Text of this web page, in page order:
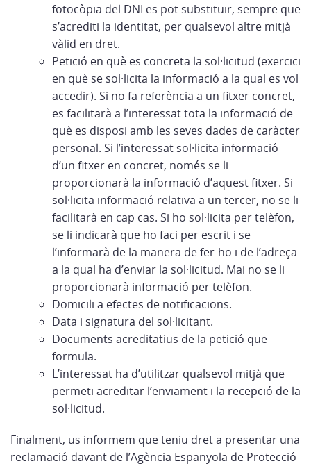
fotocòpia del DNI es pot substituir, sempre que
s’acrediti la identitat, per qualsevol altre mitjà
vàlid en dret.
Petició en què es concreta la sol·licitud (exercici
en què se sol·licita la informació a la qual es vol
accedir). Si no fa referència a un fitxer concret,
es facilitarà a l’interessat tota la informació de
què es disposi amb les seves dades de caràcter
personal. Si l’interessat sol·licita informació
d’un fitxer en concret, només se li
proporcionarà la informació d’aquest fitxer. Si
sol·licita informació relativa a un tercer, no se li
facilitarà en cap cas. Si ho sol·licita per telèfon,
se li indicarà que ho faci per escrit i se
l’informarà de la manera de fer-ho i de l’adreça
a la qual ha d’enviar la sol·licitud. Mai no se li
proporcionarà informació per telèfon.
Domicili a efectes de notificacions.
Data i signatura del sol·licitant.
Documents acreditatius de la petició que
formula.
L’interessat ha d’utilitzar qualsevol mitjà que
permeti acreditar l’enviament i la recepció de la
sol·licitud.
Finalment, us informem que teniu dret a presentar una
reclamació davant de l’Agència Espanyola de Protecció